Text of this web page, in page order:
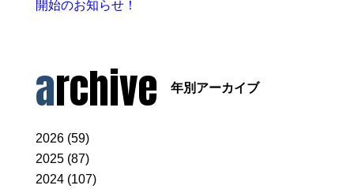
開始のお知らせ！
archive 年別アーカイブ
2026 (59)
2025 (87)
2024 (107)